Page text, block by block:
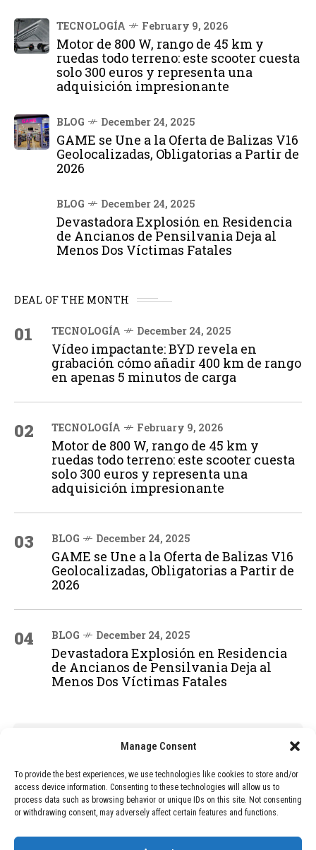
Manage Consent
To provide the best experiences, we use technologies like cookies to store and/or
access device information. Consenting to these technologies will allow us to
process data such as browsing behavior or unique IDs on this site. Not consenting
or withdrawing consent, may adversely affect certain features and functions.
TECNOLOGÍA February 9, 2026
Motor de 800 W, rango de 45 km y
ruedas todo terreno: este scooter cuesta
solo 300 euros y representa una
adquisición impresionante
BLOG December 24, 2025
GAME se Une a la Oferta de Balizas V16
Geolocalizadas, Obligatorias a Partir de
2026
BLOG December 24, 2025
Devastadora Explosión en Residencia
de Ancianos de Pensilvania Deja al
Menos Dos Víctimas Fatales
DEAL OF THE MONTH
01 TECNOLOGÍA December 24, 2025
Vídeo impactante: BYD revela en
grabación cómo añadir 400 km de rango
en apenas 5 minutos de carga
02 TECNOLOGÍA February 9, 2026
Motor de 800 W, rango de 45 km y
ruedas todo terreno: este scooter cuesta
solo 300 euros y representa una
adquisición impresionante
03 BLOG December 24, 2025
GAME se Une a la Oferta de Balizas V16
Geolocalizadas, Obligatorias a Partir de
2026
04 BLOG December 24, 2025
Devastadora Explosión en Residencia
de Ancianos de Pensilvania Deja al
Menos Dos Víctimas Fatales